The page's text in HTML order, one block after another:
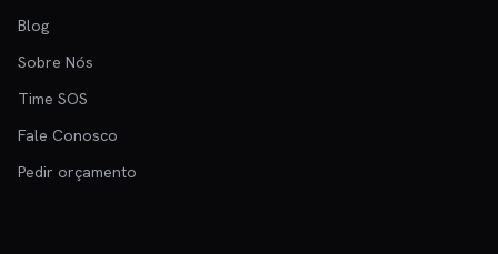
Blog
Sobre Nós
Time SOS
Fale Conosco
Pedir orçamento